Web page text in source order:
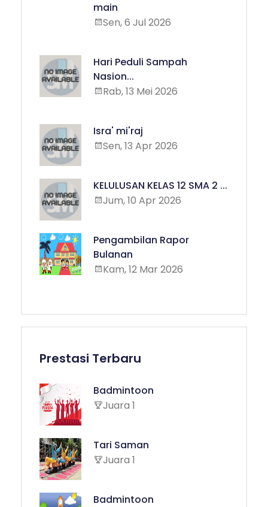
main
Sen, 6 Jul 2026
Hari Peduli Sampah
Nasion...
Rab, 13 Mei 2026
Isra' mi'raj
Sen, 13 Apr 2026
KELULUSAN KELAS 12 SMA 2 ...
Jum, 10 Apr 2026
Pengambilan Rapor
Bulanan
Kam, 12 Mar 2026
Prestasi Terbaru
Badmintoon
Juara 1
Tari Saman
Juara 1
Badmintoon